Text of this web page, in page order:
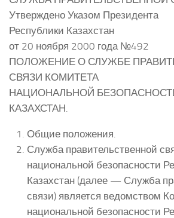
Утверждено Указом Президента
Республики Казахстан
от 20 ноября 2000 года №492
ПОЛОЖЕНИЕ О СЛУЖБЕ
СВЯЗИ КОМИТЕТА
НАЦИОНАЛЬНОЙ
КАЗАХСТАН.
Общие положения.
Служба правительственной
национальной безопасности
Казахстан (далее — Служба
связи) является ведомством
национальной безопасности